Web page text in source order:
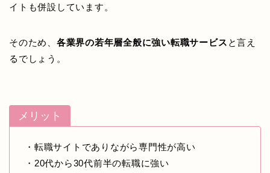
イトも併設しています。
そのため、 各業界の若年層全般に強い転職サービス と言え
るでしょう。
メリット
・転職サイトでありながら専門性が高い
・20代から30代前半の転職に強い